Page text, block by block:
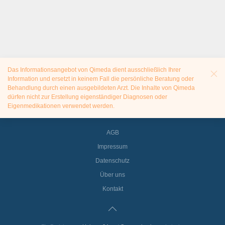
Das Informationsangebot von Qimeda dient ausschließlich Ihrer
Information und ersetzt in keinem Fall die persönliche Beratung oder
Behandlung durch einen ausgebildeten Arzt. Die Inhalte von Qimeda
dürfen nicht zur Erstellung eigenständiger Diagnosen oder
Eigenmedikationen verwendet werden.
AGB
Impressum
Datenschutz
Über uns
Kontakt